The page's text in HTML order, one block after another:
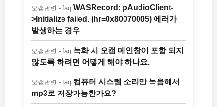
오캠관련 - faq WASRecord: pAudioClient-
>Initialize failed. (hr=0x80070005) 에러가
발생하는 경우
오캠관련 - faq 녹화 시 오캠 메인창이 포함 되지
않도록 하려면 어떻게 해야 하나요.
오캠관련 - faq 컴퓨터 시스템 소리만 녹음해서
mp3로 저장가능한가요?